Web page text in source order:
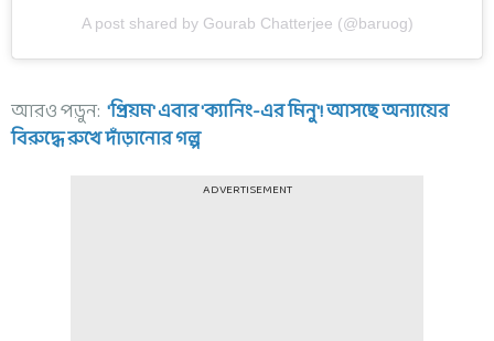
A post shared by Gourab Chatterjee (@baruog)
আরও পড়ুন: 'প্রিয়ম' এবার 'ক্যানিং-এর মিনু'! আসছে অন্যায়ের
বিরুদ্ধে রুখে দাঁড়ানোর গল্প
ADVERTISEMENT